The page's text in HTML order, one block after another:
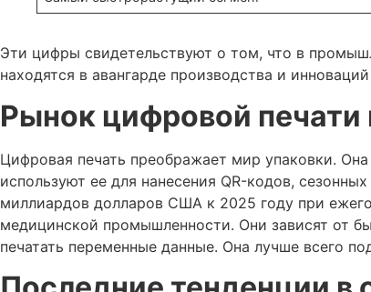
Эти цифры свидетельствуют о том, что в
находятся в авангарде производства и
Рынок цифровой печати
Цифровая печать преображает мир упаковки.
используют ее для нанесения QR-кодов,
миллиардов долларов США к 2025 году при
медицинской промышленности. Они зависят от
печатать переменные данные. Она лучше всего